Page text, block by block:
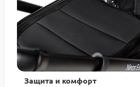
Защита и комфорт